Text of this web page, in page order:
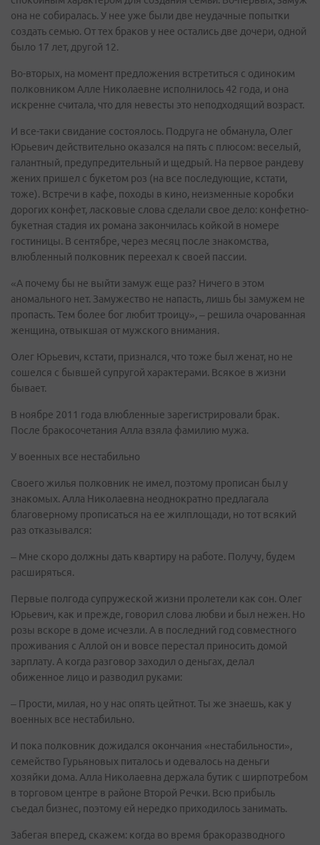
она не собиралась. У нее уже были две неудачные попытки
создать семью. От тех браков у нее остались две дочери, одной
было 17 лет, другой 12.
Во-вторых, на момент предложения встретиться с одиноким
полковником Алле Николаевне исполнилось 42 года, и она
искренне считала, что для невесты это неподходящий возраст.
И все-таки свидание состоялось. Подруга не обманула, Олег
Юрьевич действительно оказался на пять с плюсом: веселый,
галантный, предупредительный и щедрый. На первое рандеву
жених пришел с букетом роз (на все последующие, кстати,
тоже). Встречи в кафе, походы в кино, неизменные коробки
дорогих конфет, ласковые слова сделали свое дело: конфетно-
букетная стадия их романа закончилась койкой в номере
гостиницы. В сентябре, через месяц после знакомства,
влюбленный полковник переехал к своей пассии.
«А почему бы не выйти замуж еще раз? Ничего в этом
аномального нет. Замужество не напасть, лишь бы замужем не
пропасть. Тем более бог любит троицу», – решила очарованная
женщина, отвыкшая от мужского внимания.
Олег Юрьевич, кстати, признался, что тоже был женат, но не
сошелся с бывшей супругой характерами. Всякое в жизни
бывает.
В ноябре 2011 года влюбленные зарегистрировали брак.
После бракосочетания Алла взяла фамилию мужа.
У военных все нестабильно
Своего жилья полковник не имел, поэтому прописан был у
знакомых. Алла Николаевна неоднократно предлагала
благоверному прописаться на ее жилплощади, но тот всякий
раз отказывался:
– Мне скоро должны дать квартиру на работе. Получу, будем
расширяться.
Первые полгода супружеской жизни пролетели как сон. Олег
Юрьевич, как и прежде, говорил слова любви и был нежен. Но
розы вскоре в доме исчезли. А в последний год совместного
проживания с Аллой он и вовсе перестал приносить домой
зарплату. А когда разговор заходил о деньгах, делал
обиженное лицо и разводил руками:
– Прости, милая, но у нас опять цейтнот. Ты же знаешь, как у
военных все нестабильно.
И пока полковник дожидался окончания «нестабильности»,
семейство Гурьяновых питалось и одевалось на деньги
хозяйки дома. Алла Николаевна держала бутик с ширпотребом
в торговом центре в районе Второй Речки. Всю прибыль
съедал бизнес, поэтому ей нередко приходилось занимать.
Забегая вперед, скажем: когда во время бракоразводного